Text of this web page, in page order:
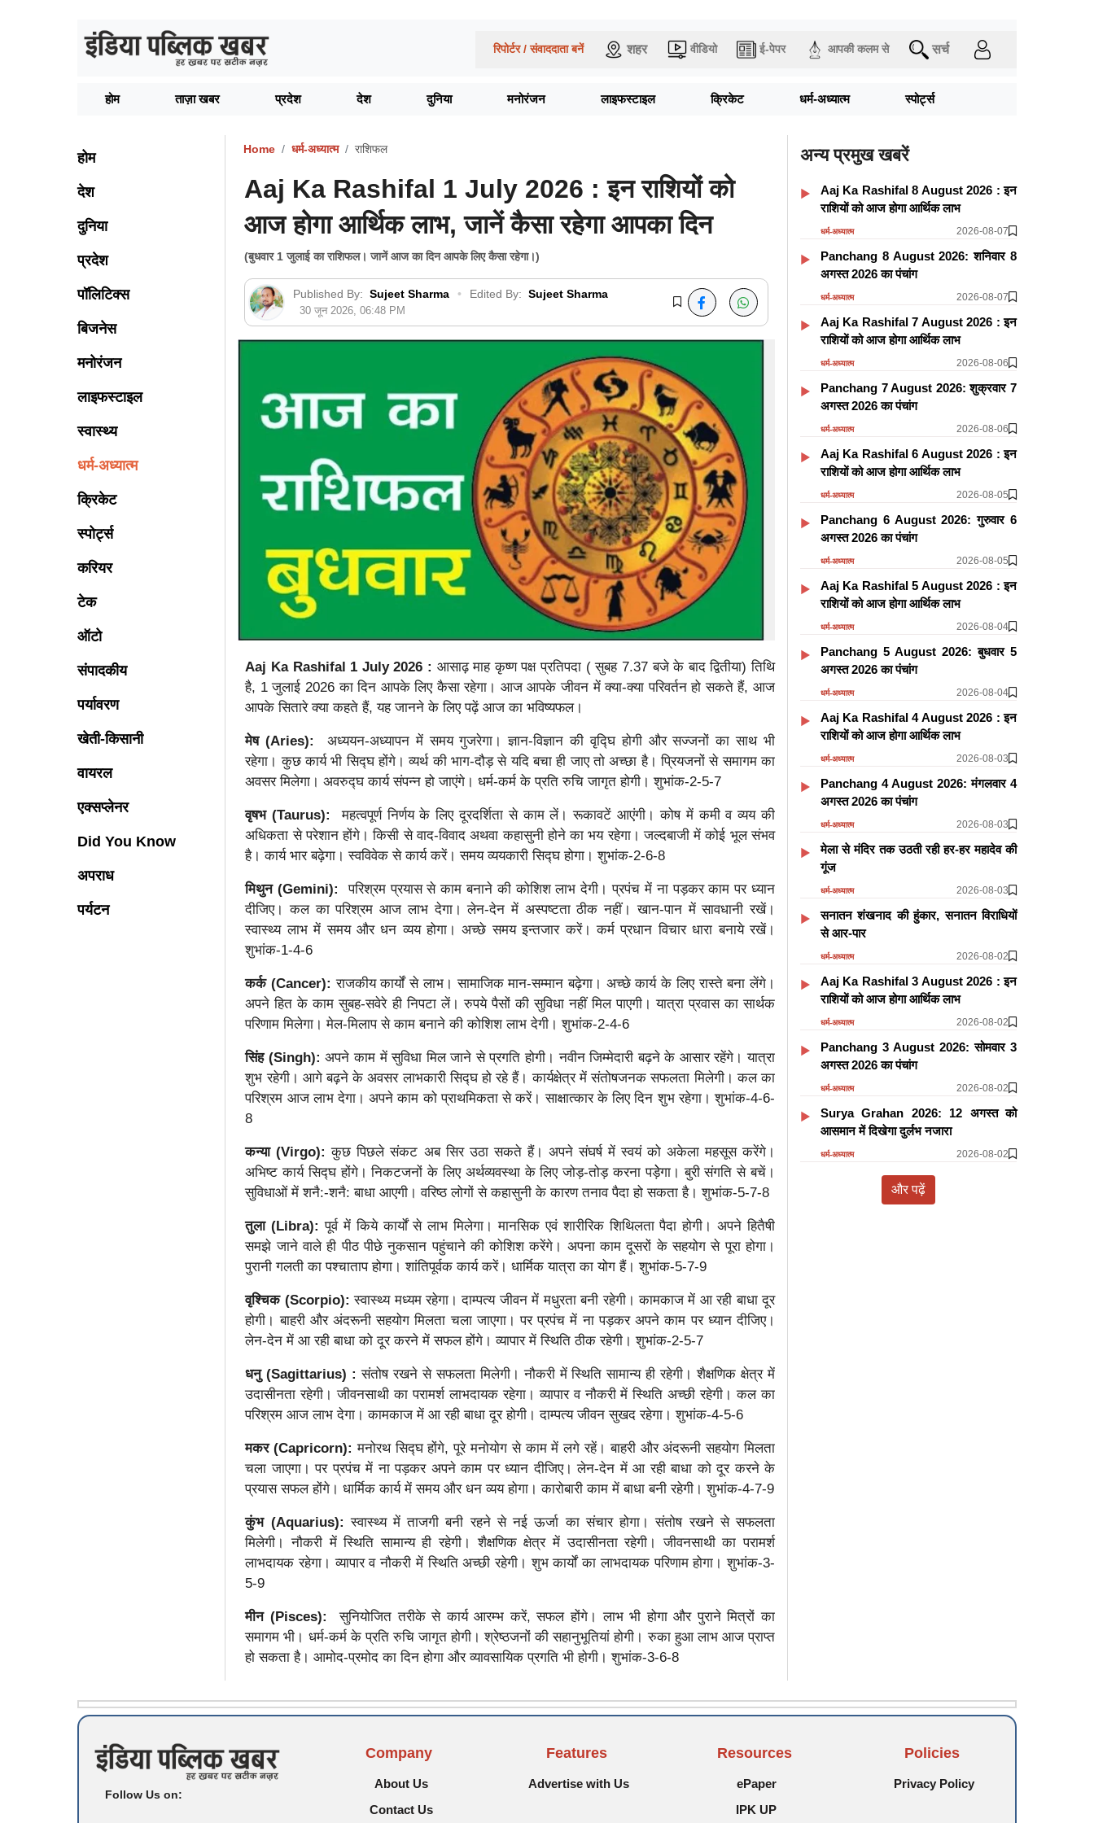
रिपोर्टर / संवाददाता बनें शहर वीडियो ई-पेपर आपकी कलम से सर्च
होम ताज़ा खबर प्रदेश देश दुनिया मनोरंजन लाइफस्टाइल क्रिकेट धर्म-अध्यात्म स्पोर्ट्स
होम
देश
दुनिया
प्रदेश
पॉलिटिक्स
बिजनेस
मनोरंजन
लाइफस्टाइल
स्वास्थ्य
धर्म-अध्यात्म
क्रिकेट
स्पोर्ट्स
करियर
टेक
ऑटो
संपादकीय
पर्यावरण
खेती-किसानी
वायरल
एक्सप्लेनर
Did You Know
अपराध
पर्यटन
Home धर्म-अध्यात्म राशिफल
Aaj Ka Rashifal 1 July 2026 : इन राशियों को
आज होगा आर्थिक लाभ, जानें कैसा रहेगा आपका दिन
(बुधवार 1 जुलाई का राशिफल। जानें आज का दिन आपके लिए कैसा रहेगा।)
Published By: Sujeet Sharma • Edited By: Sujeet Sharma
30 जून 2026, 06:48 PM
Aaj Ka Rashifal 1 July 2026 : आसाढ़ माह कृष्ण पक्ष प्रतिपदा ( सुबह 7.37 बजे के बाद द्वितीया) तिथि
है, 1 जुलाई 2026 का दिन आपके लिए कैसा रहेगा। आज आपके जीवन में क्या-क्या परिवर्तन हो सकते हैं, आज
आपके सितारे क्या कहते हैं, यह जानने के लिए पढ़ें आज का भविष्यफल।
मेष (Aries):
अध्ययन-अध्यापन में समय गुजरेगा। ज्ञान-विज्ञान की वृद्घि होगी और सज्जनों का साथ भी
रहेगा। कुछ कार्य भी सिद्घ होंगे। व्यर्थ की भाग-दौड़ से यदि बचा ही जाए तो अच्छा है। प्रियजनों से समागम का
अवसर मिलेगा। अवरुद्घ कार्य संपन्न हो जाएंगे। धर्म-कर्म के प्रति रुचि जागृत होगी। शुभांक-2-5-7
वृषभ (Taurus):
महत्वपूर्ण निर्णय के लिए दूरदर्शिता से काम लें। रूकावटें आएंगी। कोष में कमी व व्यय की
अधिकता से परेशान होंगे। किसी से वाद-विवाद अथवा कहासुनी होने का भय रहेगा। जल्दबाजी में कोई भूल संभव
है। कार्य भार बढ़ेगा। स्वविवेक से कार्य करें। समय व्ययकारी सिद्घ होगा। शुभांक-2-6-8
मिथुन (Gemini):
परिश्रम प्रयास से काम बनाने की कोशिश लाभ देगी। प्रपंच में ना पड़कर काम पर ध्यान
दीजिए। कल का परिश्रम आज लाभ देगा। लेन-देन में अस्पष्टता ठीक नहीं। खान-पान में सावधानी रखें।
स्वास्थ्य लाभ में समय और धन व्यय होगा। अच्छे समय इन्तजार करें। कर्म प्रधान विचार धारा बनाये रखें।
शुभांक-1-4-6
कर्क (Cancer):राजकीय कार्यों से लाभ। सामाजिक मान-सम्मान बढ़ेगा। अच्छे कार्य के लिए रास्ते बना लेंगे।
अपने हित के काम सुबह-सवेरे ही निपटा लें। रुपये पैसों की सुविधा नहीं मिल पाएगी। यात्रा प्रवास का सार्थक
परिणाम मिलेगा। मेल-मिलाप से काम बनाने की कोशिश लाभ देगी। शुभांक-2-4-6
सिंह (Singh):अपने काम में सुविधा मिल जाने से प्रगति होगी। नवीन जिम्मेदारी बढ़ने के आसार रहेंगे। यात्रा
शुभ रहेगी। आगे बढ़ने के अवसर लाभकारी सिद्घ हो रहे हैं। कार्यक्षेत्र में संतोषजनक सफलता मिलेगी। कल का
परिश्रम आज लाभ देगा। अपने काम को प्राथमिकता से करें। साक्षात्कार के लिए दिन शुभ रहेगा। शुभांक-4-6-
8
कन्या (Virgo):कुछ पिछले संकट अब सिर उठा सकते हैं। अपने संघर्ष में स्वयं को अकेला महसूस करेंगे।
अभिष्ट कार्य सिद्घ होंगे। निकटजनों के लिए अर्थव्यवस्था के लिए जोड़-तोड़ करना पड़ेेगा। बुरी संगति से बचें।
सुविधाओं में शनै:-शनै: बाधा आएगी। वरिष्ठ लोगों से कहासुनी के कारण तनाव पैदा हो सकता है। शुभांक-5-7-8
तुला (Libra):पूर्व में किये कार्यों से लाभ मिलेगा। मानसिक एवं शारीरिक शिथिलता पैदा होगी। अपने हितैषी
समझे जाने वाले ही पीठ पीछे नुकसान पहुंचाने की कोशिश करेंगे। अपना काम दूसरों के सहयोग से पूरा होगा।
पुरानी गलती का पश्चाताप होगा। शांतिपूर्वक कार्य करें। धार्मिक यात्रा का योग हैं। शुभांक-5-7-9
वृश्चिक (Scorpio):स्वास्थ्य मध्यम रहेगा। दाम्पत्य जीवन में मधुरता बनी रहेगी। कामकाज में आ रही बाधा दूर
होगी। बाहरी और अंदरूनी सहयोग मिलता चला जाएगा। पर प्रपंच में ना पड़कर अपने काम पर ध्यान दीजिए।
लेन-देन में आ रही बाधा को दूर करने में सफल होंगे। व्यापार में स्थिति ठीक रहेगी। शुभांक-2-5-7
धनु (Sagittarius) :संतोष रखने से सफलता मिलेगी। नौकरी में स्थिति सामान्य ही रहेगी। शैक्षणिक क्षेत्र में
उदासीनता रहेगी। जीवनसाथी का परामर्श लाभदायक रहेगा। व्यापार व नौकरी में स्थिति अच्छी रहेगी। कल का
परिश्रम आज लाभ देगा। कामकाज में आ रही बाधा दूर होगी। दाम्पत्य जीवन सुखद रहेगा। शुभांक-4-5-6
मकर (Capricorn): मनोरथ सिद्घ होंगे, पूरे मनोयोग से काम में लगे रहें। बाहरी और अंदरूनी सहयोग मिलता
चला जाएगा। पर प्रपंच में ना पड़कर अपने काम पर ध्यान दीजिए। लेन-देन में आ रही बाधा को दूर करने के
प्रयास सफल होंगे। धार्मिक कार्य में समय और धन व्यय होगा। कारोबारी काम में बाधा बनी रहेगी। शुभांक-4-7-9
कुंभ (Aquarius):स्वास्थ्य में ताजगी बनी रहने से नई ऊर्जा का संचार होगा। संतोष रखने से सफलता
मिलेगी। नौकरी में स्थिति सामान्य ही रहेगी। शैक्षणिक क्षेत्र में उदासीनता रहेगी। जीवनसाथी का परामर्श
लाभदायक रहेगा। व्यापार व नौकरी में स्थिति अच्छी रहेगी। शुभ कार्यों का लाभदायक परिणाम होगा। शुभांक-3-
5-9
मीन (Pisces):
सुनियोजित तरीके से कार्य आरम्भ करें, सफल होंगे। लाभ भी होगा और पुराने मित्रों का
समागम भी। धर्म-कर्म के प्रति रुचि जागृत होगी। श्रेष्ठजनों की सहानुभूतियां होगी। रुका हुआ लाभ आज प्राप्त
हो सकता है। आमोद-प्रमोद का दिन होगा और व्यावसायिक प्रगति भी होगी। शुभांक-3-6-8
अन्य प्रमुख खबरें
Aaj Ka Rashifal 8 August 2026 : इन
राशियों को आज होगा आर्थिक लाभ
धर्म-अध्यात्म 2026-08-07
Panchang 8 August 2026: शनिवार 8
अगस्त 2026 का पंचांग
धर्म-अध्यात्म 2026-08-07
Aaj Ka Rashifal 7 August 2026 : इन
राशियों को आज होगा आर्थिक लाभ
धर्म-अध्यात्म 2026-08-06
Panchang 7 August 2026: शुक्रवार 7
अगस्त 2026 का पंचांग
धर्म-अध्यात्म 2026-08-06
Aaj Ka Rashifal 6 August 2026 : इन
राशियों को आज होगा आर्थिक लाभ
धर्म-अध्यात्म 2026-08-05
Panchang 6 August 2026: गुरुवार 6
अगस्त 2026 का पंचांग
धर्म-अध्यात्म 2026-08-05
Aaj Ka Rashifal 5 August 2026 : इन
राशियों को आज होगा आर्थिक लाभ
धर्म-अध्यात्म 2026-08-04
Panchang 5 August 2026: बुधवार 5
अगस्त 2026 का पंचांग
धर्म-अध्यात्म 2026-08-04
Aaj Ka Rashifal 4 August 2026 : इन
राशियों को आज होगा आर्थिक लाभ
धर्म-अध्यात्म 2026-08-03
Panchang 4 August 2026: मंगलवार 4
अगस्त 2026 का पंचांग
धर्म-अध्यात्म 2026-08-03
मेला से मंदिर तक उठती रही हर-हर महादेव की
गूंज
धर्म-अध्यात्म 2026-08-03
सनातन शंखनाद की हुंकार, सनातन विराधियों
से आर-पार
धर्म-अध्यात्म 2026-08-02
Aaj Ka Rashifal 3 August 2026 : इन
राशियों को आज होगा आर्थिक लाभ
धर्म-अध्यात्म 2026-08-02
Panchang 3 August 2026: सोमवार 3
अगस्त 2026 का पंचांग
धर्म-अध्यात्म 2026-08-02
Surya Grahan 2026: 12 अगस्त को
आसमान में दिखेगा दुर्लभ नजारा
धर्म-अध्यात्म 2026-08-02
और पढ़ें
Follow Us on:
Company
About Us
Contact Us
Features
Advertise with Us
Resources
ePaper
IPK UP
Policies
Privacy Policy